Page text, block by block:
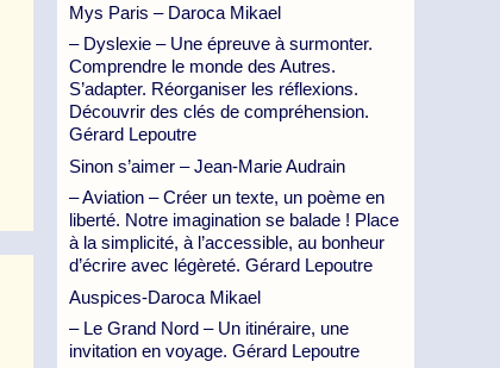
Mys Paris – Daroca Mikael
– Dyslexie – Une épreuve à surmonter.
Comprendre le monde des Autres.
S’adapter. Réorganiser les réflexions.
Découvrir des clés de compréhension.
Gérard Lepoutre
Sinon s’aimer – Jean-Marie Audrain
– Aviation – Créer un texte, un poème en
liberté. Notre imagination se balade ! Place
à la simplicité, à l’accessible, au bonheur
d’écrire avec légèreté. Gérard Lepoutre
Auspices-Daroca Mikael
– Le Grand Nord – Un itinéraire, une
invitation en voyage. Gérard Lepoutre